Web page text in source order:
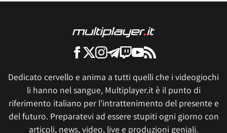
Dedicato cervello e anima a tutti quelli che i videogiochi
li hanno nel sangue, Multiplayer.it è il punto di
riferimento italiano per l'intrattenimento del presente e
del futuro. Preparatevi ad essere stupiti ogni giorno con
articoli, news, video, live e produzioni geniali.